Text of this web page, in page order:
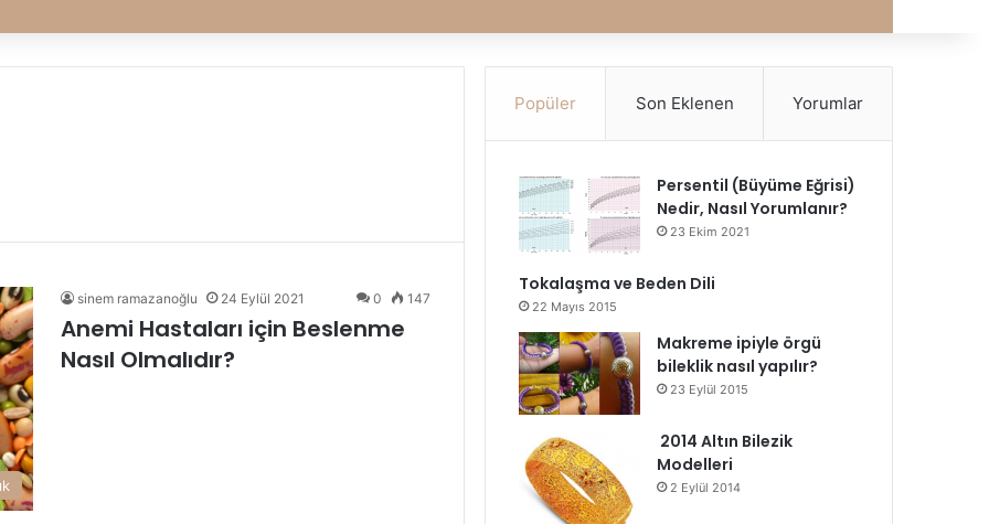
sinem ramazanoğlu 24 Eylül 2021 0 147
Anemi Hastaları için Beslenme
Nasıl Olmalıdır?
Popüler Son Eklenen Yorumlar
Persentil (Büyüme Eğrisi)
Nedir, Nasıl Yorumlanır?
23 Ekim 2021
Tokalaşma ve Beden Dili
22 Mayıs 2015
Makreme ipiyle örgü
bileklik nasıl yapılır?
23 Eylül 2015
2014 Altın Bilezik
Modelleri
2 Eylül 2014